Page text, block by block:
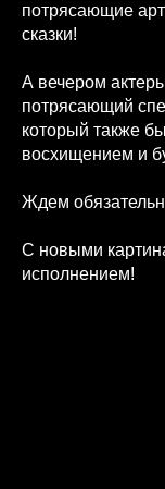
потрясающие
сказки!
А вечером
потрясающий
который также
восхищением и
Ждем
С новыми
исполнением!